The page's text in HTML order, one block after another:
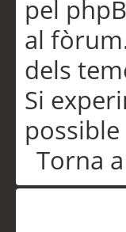
pel
al
dels
Si
Torna